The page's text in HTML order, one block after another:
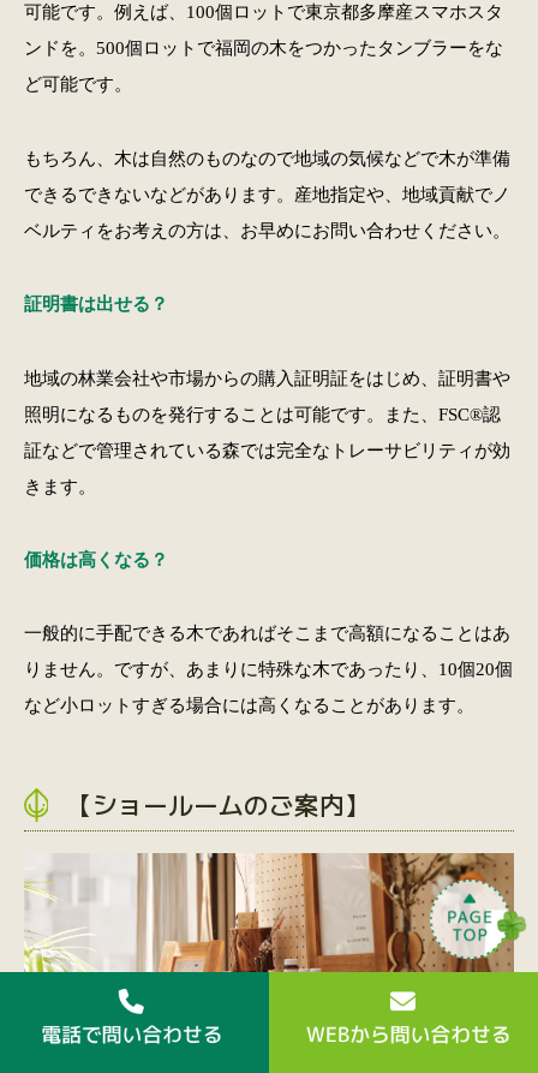
可能です。例えば、100個ロットで東京都多摩産スマホスタ
ンドを。500個ロットで福岡の木をつかったタンブラーをな
ど可能です。
もちろん、木は自然のものなので地域の気候などで木が準備
できるできないなどがあります。産地指定や、地域貢献でノ
ベルティをお考えの方は、お早めにお問い合わせください。
証明書は出せる？
地域の林業会社や市場からの購入証明証をはじめ、証明書や
照明になるものを発行することは可能です。また、FSC®︎認
証などで管理されている森では完全なトレーサビリティが効
きます。
価格は高くなる？
一般的に手配できる木であればそこまで高額になることはあ
りません。ですが、あまりに特殊な木であったり、10個20個
など小ロットすぎる場合には高くなることがあります。
【ショールームのご案内】